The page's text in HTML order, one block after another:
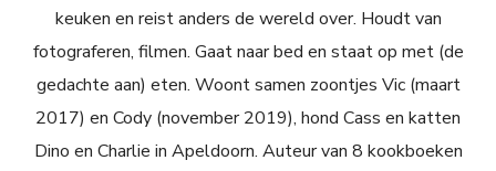
keuken en reist anders de wereld over. Houdt van
fotograferen, filmen. Gaat naar bed en staat op met (de
gedachte aan) eten. Woont samen zoontjes Vic (maart
2017) en Cody (november 2019), hond Cass en katten
Dino en Charlie in Apeldoorn. Auteur van 8 kookboeken